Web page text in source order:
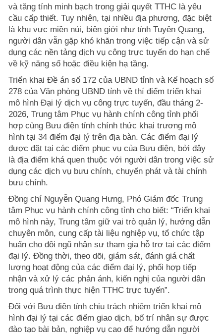
và tăng tính minh bạch trong giải quyết TTHC là yêu
cầu cấp thiết. Tuy nhiên, tại nhiều địa phương, đặc biệt
là khu vực miền núi, biên giới như tỉnh Tuyên Quang,
người dân vẫn gặp khó khăn trong việc tiếp cận và sử
dụng các nền tảng dịch vụ công trực tuyến do hạn chế
về kỹ năng số hoặc điều kiện hạ tầng.
Triển khai Đề án số 172 của UBND tỉnh và Kế hoạch số
278 của Văn phòng UBND tỉnh về thí điểm triển khai
mô hình Đại lý dịch vụ công trực tuyến, đầu tháng 2-
2026, Trung tâm Phục vụ hành chính công tỉnh phối
hợp cùng Bưu điện tỉnh chính thức khai trương mô
hình tại 34 điểm đại lý trên địa bàn. Các điểm đại lý
được đặt tại các điểm phục vụ của Bưu điện, bởi đây
là địa điểm khá quen thuộc với người dân trong việc sử
dụng các dịch vụ bưu chính, chuyển phát và tài chính
bưu chính.
Đồng chí Nguyễn Quang Hưng, Phó Giám đốc Trung
tâm Phục vụ hành chính công tỉnh cho biết: “Triển khai
mô hình này, Trung tâm giữ vai trò quản lý, hướng dẫn
chuyên môn, cung cấp tài liệu nghiệp vụ, tổ chức tập
huấn cho đội ngũ nhân sự tham gia hỗ trợ tại các điểm
đại lý. Đồng thời, theo dõi, giám sát, đánh giá chất
lượng hoạt động của các điểm đại lý, phối hợp tiếp
nhận và xử lý các phản ánh, kiến nghị của người dân
trong quá trình thực hiện TTHC trực tuyến”.
Đối với Bưu điện tỉnh chịu trách nhiệm triển khai mô
hình đại lý tại các điểm giao dịch, bố trí nhân sự được
đào tạo bài bản, nghiệp vụ cao để hướng dẫn người